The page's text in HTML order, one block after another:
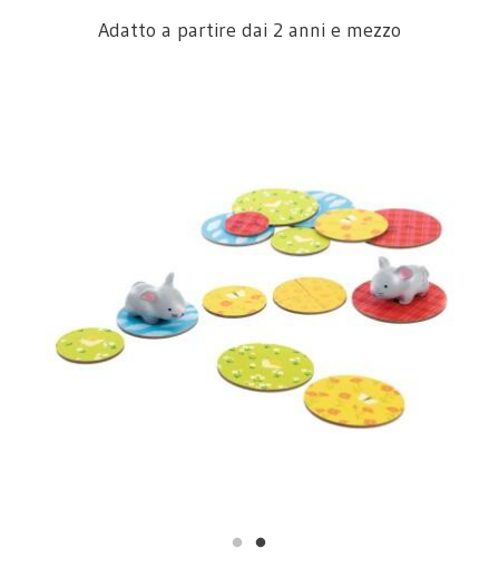
Adatto a partire dai 2 anni e mezzo